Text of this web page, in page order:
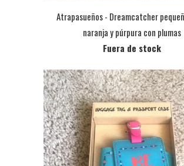
Atrapasueños - Dreamcatcher
naranja y púrpura con plumas
Fuera de stock